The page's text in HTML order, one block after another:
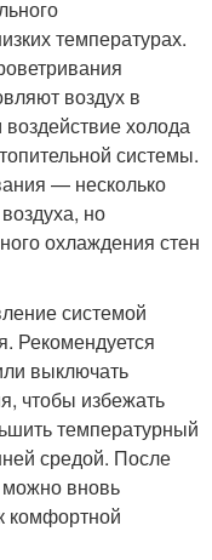
температурах.
воздух в
холода
системы.
— несколько
но
охлаждения стен
системой
Рекомендуется
выключать
чтобы избежать
температурный
средой. После
можно вновь
комфортной